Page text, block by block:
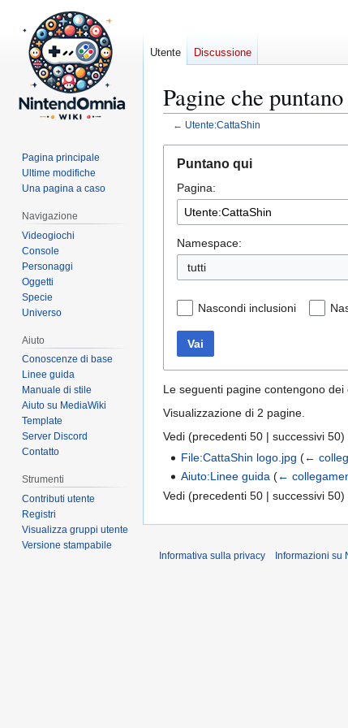
Pagine che
← Utente:CattaShin
alla
navigazione
alla
ricerca
Puntano qui
Pagina:
Namespace:
tutti
Nascondi inclusioni
Vai
Le seguenti pagine contengono dei
Visualizzazione di 2 pagine.
Vedi (precedenti 50 | successivi 50)
File:CattaShin logo.jpg (←
Aiuto:Linee guida (←
Vedi (precedenti 50 | successivi 50)
Utente Discussione
Pagina principale
Ultime modifiche
Una pagina a caso
Navigazione
Videogiochi
Console
Personaggi
Oggetti
Specie
Universo
Aiuto
Conoscenze di base
Linee guida
Manuale di stile
Aiuto su MediaWiki
Template
Server Discord
Contatto
Strumenti
Contributi utente
Registri
Visualizza gruppi utente
Versione stampabile
Informativa sulla privacy
Informazioni su